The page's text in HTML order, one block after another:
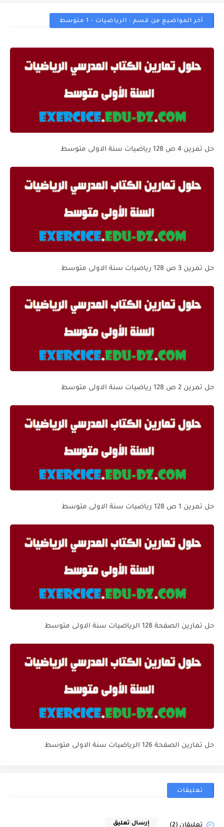
أخر المواضيع من قسم : الرياضيات - 1 متوسط
حل تمرين 4 ص 128 رياضيات سنة الاولى متوسط
حل تمرين 3 ص 128 رياضيات سنة الاولى متوسط
حل تمرين 2 ص 128 رياضيات سنة الاولى متوسط
حل تمرين 1 ص 128 رياضيات سنة الاولى متوسط
حل تمارين الصفحة 128 الرياضيات سنة الاولى متوسط
حل تمارين الصفحة 126 الرياضيات سنة الاولى متوسط
تعليقات
تعليقان (2) إرسال تعليق